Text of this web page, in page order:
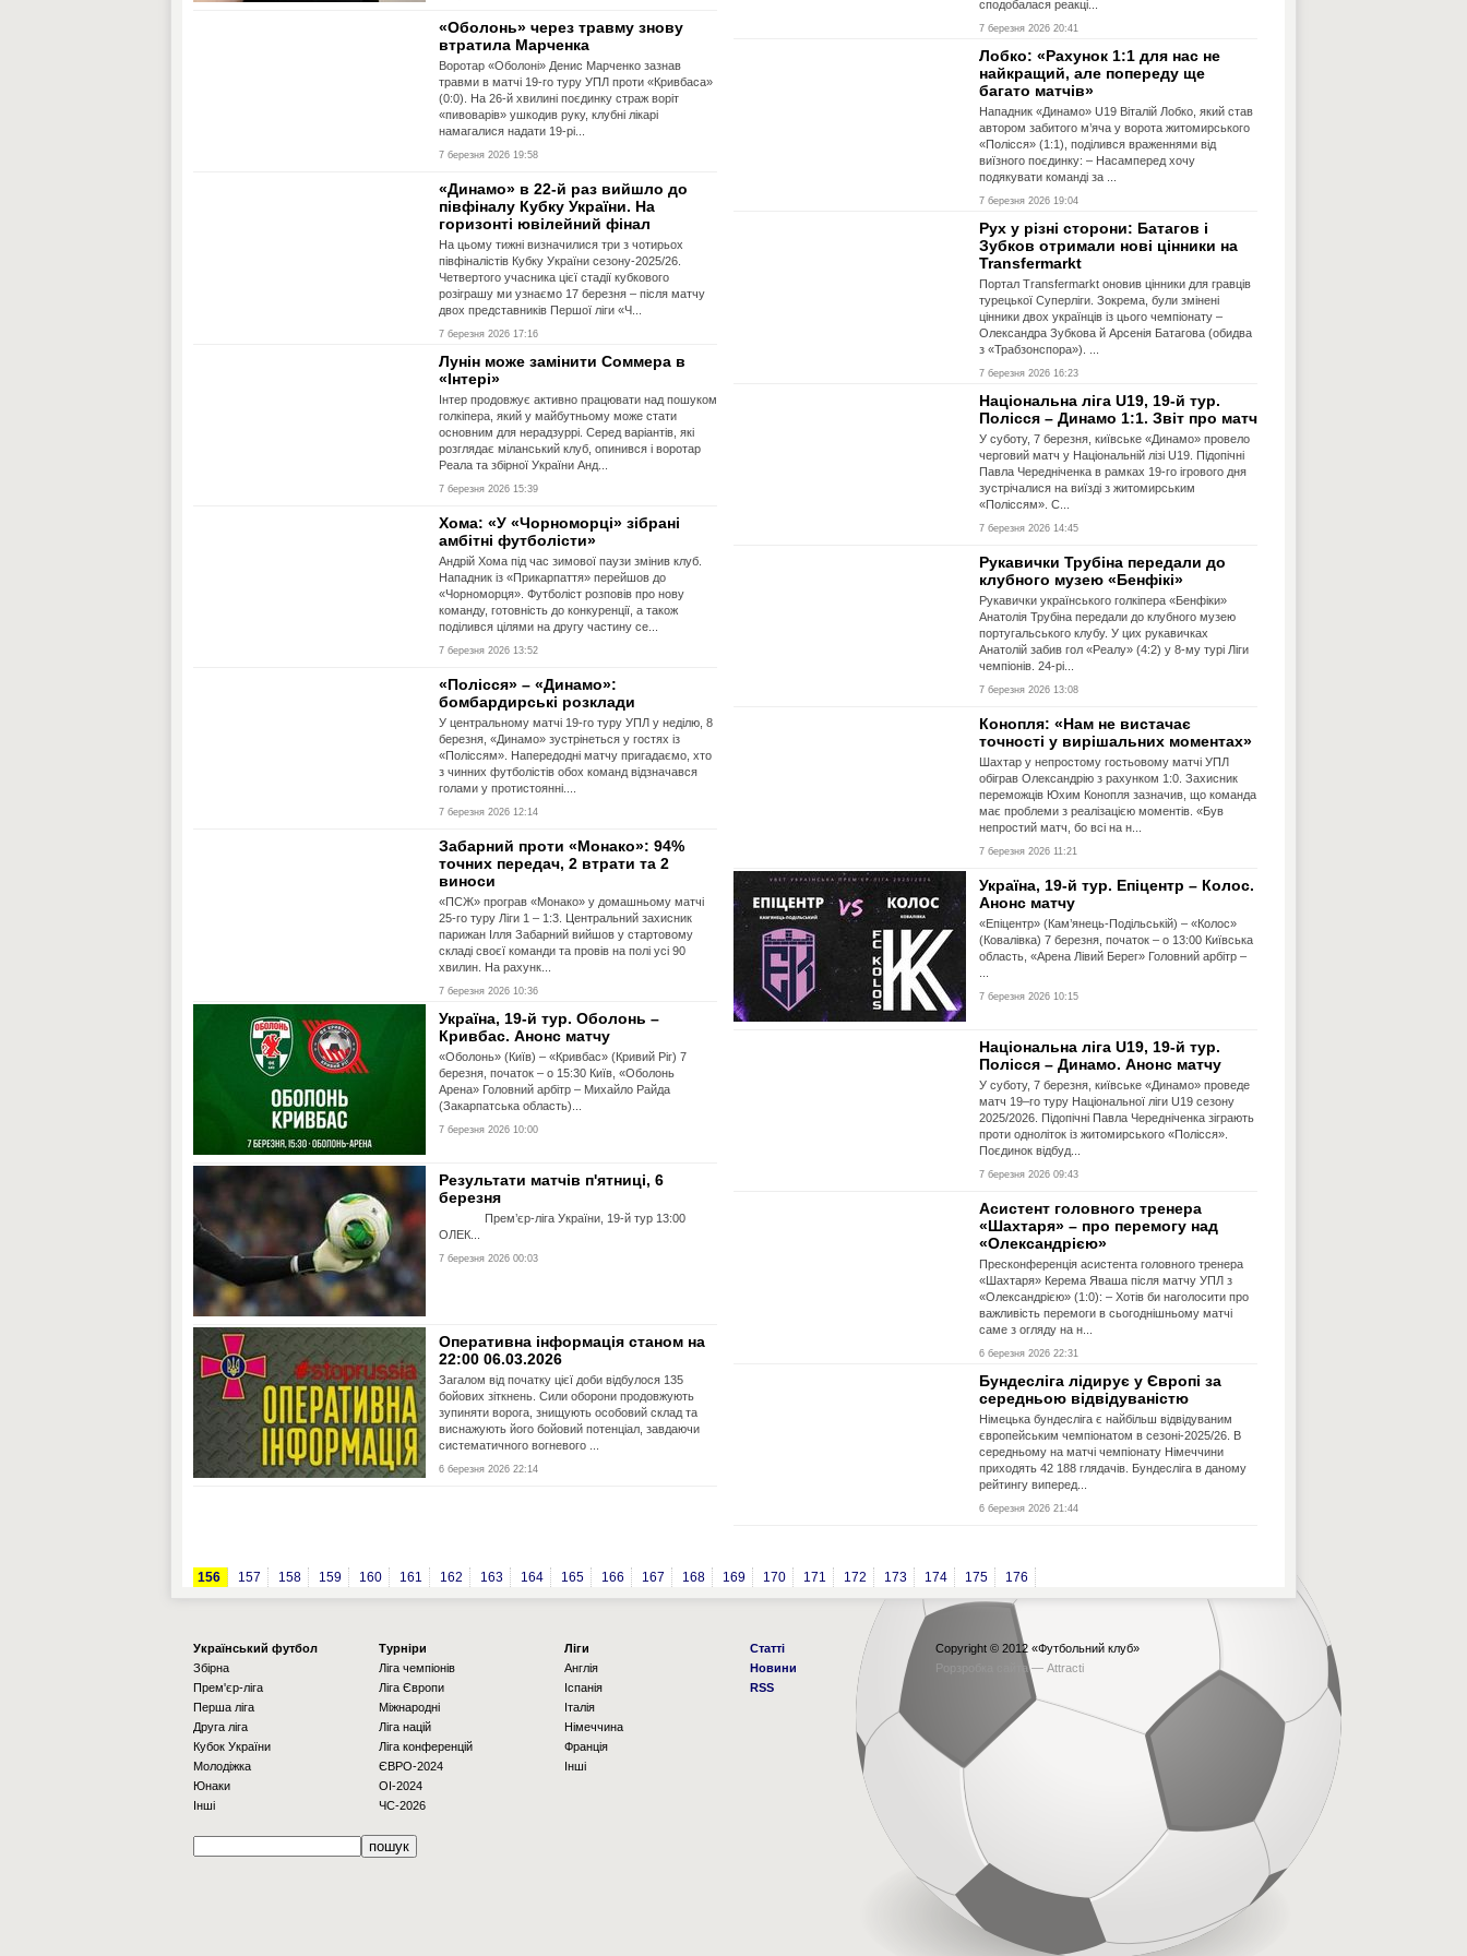
«Оболонь» через травму знову
втратила Марченка
Воротар «Оболоні» Денис Марченко зазнав
травми в матчі 19-го туру УПЛ проти «Кривбаса»
(0:0). На 26-й хвилині поєдинку страж воріт
«пивоварів» ушкодив руку, клубні лікарі
намагалися надати 19-рі...
7 березня 2026 19:58
«Динамо» в 22-й раз вийшло до
півфіналу Кубку України. На
горизонті ювілейний фінал
На цьому тижні визначилися три з чотирьох
півфіналістів Кубку України сезону-2025/26.
Четвертого учасника цієї стадії кубкового
розіграшу ми узнаємо 17 березня – після матчу
двох представників Першої ліги «Ч...
7 березня 2026 17:16
Лунін може замінити Cоммера в
«Інтері»
Інтер продовжує активно працювати над пошуком
голкіпера, який у майбутньому може стати
основним для нерадзуррі. Серед варіантів, які
розглядає міланський клуб, опинився і воротар
Реала та збірної України Анд...
7 березня 2026 15:39
Хома: «У «Чорноморці» зібрані
амбітні футболісти»
Андрій Хома під час зимової паузи змінив клуб.
Нападник із «Прикарпаття» перейшов до
«Чорноморця». Футболіст розповів про нову
команду, готовність до конкуренції, а також
поділився цілями на другу частину се...
7 березня 2026 13:52
«Полісся» – «Динамо»:
бомбардирські розклади
У центральному матчі 19-го туру УПЛ у неділю, 8
березня, «Динамо» зустрінеться у гостях із
«Поліссям». Напередодні матчу пригадаємо, хто
з чинних футболістів обох команд відзначався
голами у протистоянні....
7 березня 2026 12:14
Забарний проти «Монако»: 94%
точних передач, 2 втрати та 2
виноси
«ПСЖ» програв «Монако» у домашньому матчі
25-го туру Ліги 1 – 1:3. Центральний захисник
парижан Ілля Забарний вийшов у стартовому
складі своєї команди та провів на полі усі 90
хвилин. На рахунк...
7 березня 2026 10:36
Україна, 19-й тур. Оболонь –
Кривбас. Анонс матчу
«Оболонь» (Київ) – «Кривбас» (Кривий Ріг) 7
березня, початок – о 15:30 Київ, «Оболонь
Арена» Головний арбітр – Михайло Райда
(Закарпатська область)...
7 березня 2026 10:00
Результати матчів п'ятниці, 6
березня
Прем’єр-ліга України, 19-й тур 13:00
ОЛЕК...
7 березня 2026 00:03
Оперативна інформація станом на
22:00 06.03.2026
Загалом від початку цієї доби відбулося 135
бойових зіткнень. Сили оборони продовжують
зупиняти ворога, знищують особовий склад та
виснажують його бойовий потенціал, завдаючи
систематичного вогневого ...
6 березня 2026 22:14
сподобалася реакці...
7 березня 2026 20:41
Лобко: «Рахунок 1:1 для нас не
найкращий, але попереду ще
багато матчів»
Нападник «Динамо» U19 Віталій Лобко, який став
автором забитого м’яча у ворота житомирського
«Полісся» (1:1), поділився враженнями від
виїзного поєдинку: – Насамперед хочу
подякувати команді за ...
7 березня 2026 19:04
Рух у різні сторони: Батагов і
Зубков отримали нові цінники на
Transfermarkt
Портал Transfermarkt оновив цінники для гравців
турецької Суперліги. Зокрема, були змінені
цінники двох українців із цього чемпіонату –
Олександра Зубкова й Арсенія Батагова (обидва
з «Трабзонспора»). ...
7 березня 2026 16:23
Національна ліга U19, 19-й тур.
Полісся – Динамо 1:1. Звіт про матч
У суботу, 7 березня, київське «Динамо» провело
черговий матч у Національній лізі U19. Підопічні
Павла Чередніченка в рамках 19-го ігрового дня
зустрічалися на виїзді з житомирським
«Поліссям». С...
7 березня 2026 14:45
Рукавички Трубіна передали до
клубного музею «Бенфікі»
Рукавички українського голкіпера «Бенфіки»
Анатолія Трубіна передали до клубного музею
португальського клубу. У цих рукавичках
Анатолій забив гол «Реалу» (4:2) у 8-му турі Ліги
чемпіонів. 24-рі...
7 березня 2026 13:08
Конопля: «Нам не вистачає
точності у вирішальних моментах»
Шахтар у непростому гостьовому матчі УПЛ
обіграв Олександрію з рахунком 1:0. Захисник
переможців Юхим Конопля зазначив, що команда
має проблеми з реалізацією моментів. «Був
непростий матч, бо всі на н...
7 березня 2026 11:21
Україна, 19-й тур. Епіцентр – Колос.
Анонс матчу
«Епіцентр» (Кам’янець-Подільській) – «Колос»
(Ковалівка) 7 березня, початок – о 13:00 Київська
область, «Арена Лівий Берег» Головний арбітр –
7 березня 2026 10:15
Національна ліга U19, 19-й тур.
Полісся – Динамо. Анонс матчу
У суботу, 7 березня, київське «Динамо» проведе
матч 19–го туру Національної ліги U19 сезону
2025/2026. Підопічні Павла Чередніченка зіграють
проти одноліток із житомирського «Полісся».
Поєдинок відбуд...
7 березня 2026 09:43
Асистент головного тренера
«Шахтаря» – про перемогу над
«Олександрією»
Пресконференція асистента головного тренера
«Шахтаря» Керема Яваша після матчу УПЛ з
«Олександрією» (1:0): – Хотів би наголосити про
важливість перемоги в сьогоднішньому матчі
саме з огляду на н...
6 березня 2026 22:31
Бундесліга лідирує у Європі за
середньою відвідуваністю
Німецька бундесліга є найбільш відвідуваним
європейським чемпіонатом в сезоні-2025/26. В
середньому на матчі чемпіонату Німеччини
приходять 42 188 глядачів. Бундесліга в даному
рейтингу виперед...
6 березня 2026 21:44
156 157 158 159 160 161 162 163 164 165 166 167 168 169 170 171 172 173 174 175 176
Українcький футбол
Збірна
Прем'єр-ліга
Перша ліга
Друга ліга
Кубок України
Молодіжка
Юнаки
Інші
Турніри
Ліга чемпіонів
Ліга Європи
Міжнародні
Ліга націй
Ліга конференцій
ЄВРО-2024
OI-2024
ЧС-2026
Ліги
Англія
Іспанія
Італія
Німеччина
Франція
Інші
Статті
Новини
RSS
Copyright © 2012 «Футбольний клуб»
Рорзробка сайта — Attracti